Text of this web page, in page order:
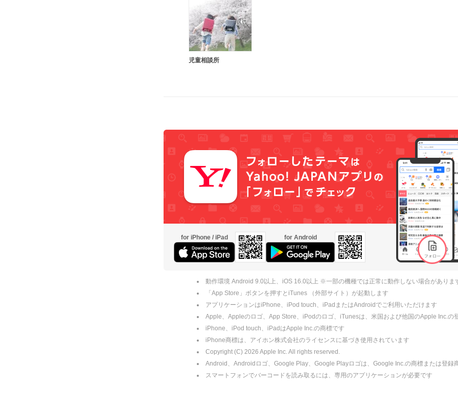
児童相談所
for iPhone / iPad for Android
動作環境 Android 9.0以上、iOS 16.0以上 ※一部の機種では正常に動作しない場合がありま
「App Store」ボタンを押すとiTunes （外部サイト）が起動します
アプリケーションはiPhone、iPod touch、iPadまたはAndroidでご利用いただけます
Apple、Appleのロゴ、App Store、iPodのロゴ、iTunesは、米国および他国のApple Inc.の
iPhone、iPod touch、iPadはApple Inc.の商標です
iPhone商標は、アイホン株式会社のライセンスに基づき使用されています
Copyright (C) 2026 Apple Inc. All rights reserved.
Android、Androidロゴ、Google Play、Google Playロゴは、Google Inc.の商標または登録
スマートフォンでバーコードを読み取るには、専用のアプリケーションが必要です